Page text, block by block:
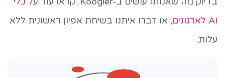
AI לארגונים
, או דברו איתנו בשיחת אפיון ראשונית ללא
עלות.